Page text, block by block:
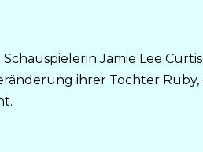
Schauspielerin Jamie Lee
ihrer Tochter